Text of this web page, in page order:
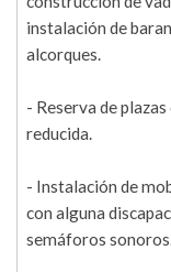
instalación de
alcorques.
- Reserva de
reducida.
- Instalación de
con alguna
semáforos